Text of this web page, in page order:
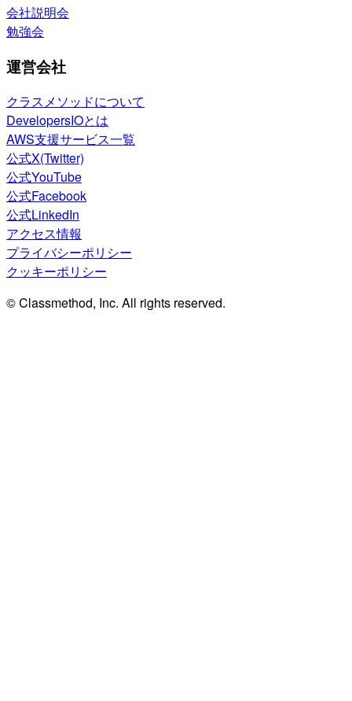
会社説明会
勉強会
運営会社
クラスメソッドについて
DevelopersIOとは
AWS支援サービス一覧
公式X(Twitter)
公式YouTube
公式Facebook
公式LinkedIn
アクセス情報
プライバシーポリシー
クッキーポリシー
© Classmethod, Inc. All rights reserved.